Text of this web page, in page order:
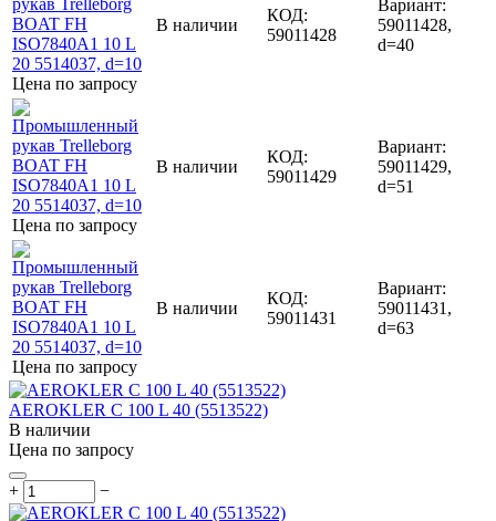
Цена по запросу
В наличии
КОД:
59011428
Вариант:
59011428,
d=40
Цена по запросу
В наличии
КОД:
59011429
Вариант:
59011429,
d=51
Цена по запросу
В наличии
КОД:
59011431
Вариант:
59011431,
d=63
AEROKLER C 100 L 40 (5513522)
В наличии
Цена по запросу
+ −